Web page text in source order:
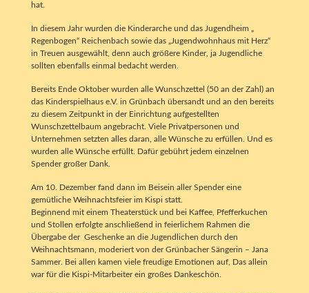
hat.
In diesem Jahr wurden die Kinderarche und das Jugendheim „
Regenbogen“ Reichenbach sowie das „Jugendwohnhaus mit Herz“
in Treuen ausgewählt, denn auch größere Kinder, ja Jugendliche
sollten ebenfalls einmal bedacht werden.
Bereits Ende Oktober wurden alle Wunschzettel (50 an der Zahl) an
das Kinderspielhaus e.V. in Grünbach übersandt und an den bereits
zu diesem Zeitpunkt in der Einrichtung aufgestellten
Wunschzettelbaum angebracht. Viele Privatpersonen und
Unternehmen setzten alles daran, alle Wünsche zu erfüllen. Und es
wurden alle Wünsche erfüllt. Dafür gebührt jedem einzelnen
Spender großer Dank.
Am 10. Dezember fand dann im Beisein aller Spender eine
gemütliche Weihnachtsfeier im Kispi statt.
Beginnend mit einem Theaterstück und bei Kaffee, Pfefferkuchen
und Stollen erfolgte anschließend in feierlichem Rahmen die
Übergabe der Geschenke an die Jugendlichen durch den
Weihnachtsmann, moderiert von der Grünbacher Sängerin – Jana
Sammer. Bei allen kamen viele freudige Emotionen auf, Das allein
war für die Kispi-Mitarbeiter ein großes Dankeschön.